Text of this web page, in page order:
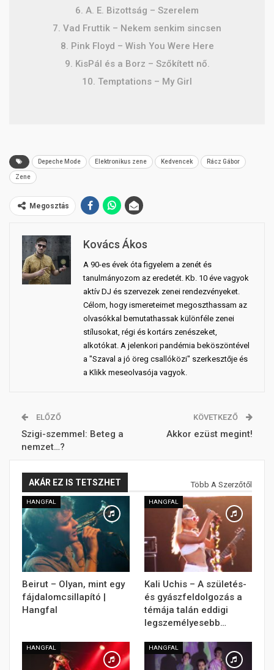
6. A. E. Bizottság – Szerelem
7. Vad Fruttik – Nekem senkim sincsen
8. Pink Floyd – Wish You Were Here
9. KisPál és a Borz – Szőkített nő.
10. Temptations – My Girl
Depeche Mode Elektronikus zene Kedvencek Rácz Gábor
Zene
Megosztás
Kovács Ákos
A 90-es évek óta figyelem a zenét és
tanulmányozom az eredetét. Kb. 10 éve vagyok
aktív DJ és szervezek zenei rendezvényeket.
Célom, hogy ismereteimet megoszthassam az
olvasókkal bemutathassak különféle zenei
stílusokat, régi és kortárs zenészeket,
alkotókat. A jelenkori pandémia beköszöntével
a "Szaval a jó öreg csallóközi" szerkesztője és
a Klikk meseolvasója vagyok.
ELŐZŐ
Szigi-szemmel: Beteg a
nemzet…?
KÖVETKEZŐ
Akkor ezüst megint!
AKÁR EZ IS TETSZHET Több A Szerzőtől
HANGFAL
Beirut – Olyan, mint egy
fájdalomcsillapító |
Hangfal
HANGFAL
Kali Uchis – A születés-
és gyászfeldolgozás a
témája talán eddigi
legszemélyesebb…
HANGFAL HANGFAL